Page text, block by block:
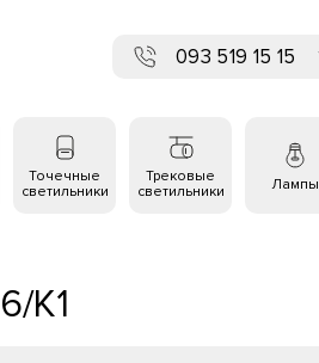
093 519 15 15
Точечные
светильники
Трековые
светильники
Лампы
K1